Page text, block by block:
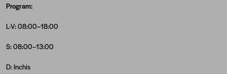
Program:
L-V: 08:00–18:00
S: 08:00–13:00
D: Inchis